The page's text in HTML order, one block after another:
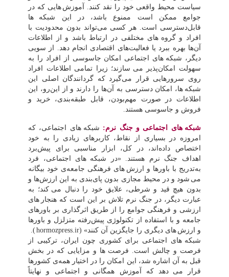
سیاست محیط واقعی خود را نقد کنند. آموزش هایی که در
جوامع ممکن است ممنوع باشد، در این شبکه
ها
قابل‌دسترسی است. هر کسی می‌تواند بدون محدودیت با
افراد و گروه های مختلفی در ارتباط باشد و از اطلاعات
آن‌ها بهره ببرد یا فعالیت‌های اقتصادی انجام دهد. از سویی
دیگر، شبکه های اجتماعی امکان جاسوسی از افراد را به
سهولت امکان‌پذیر می سازند؛ زیرا تمامی اطلاعات افراد
روی سرورهایی قرار می‌گیرد که گردانندگان اصلی این
شبکه ها، امکان دسترسی به آن‌ها را دارند و از این‌رو، این
اطلاعات در صورت مهم‌بودن، قابل طبقه‌بندی، خرید و
فروش و جاسوسی هستند.
شبکه های اجتماعی و جنگ نرم: شبکه های اجتماعی، که
امروزه در بسیاری از نقاط، کاربرهای زیادی را به خود
اختصاص داده‌اند، در کل، ابزار مناسبی برای پیش‌برد
اهداف جنگ نرم هستند. «در شبکه های اجتماعی، فرد
به‌تدریج با باورها و ارزش های فرهنگی جامعه‌ی خود بیگانه
می شود و در محیط مجازی بدون پای‌بندی به این ارزش‌ها و
بدون هیچ قید و شرطی، علایق خود را دنبال می کند؛ به
عبارت دیگر، در جنگ نرم تلاش بر این است که هنجار های
ارزشی و فرهنگی جوامع را از طریق اثرگذاری بر باورهای
جامعه و با استفاده از تکنولوژی پیش‌رفته متزلزل و باورها
و ارزش های دیگری را جایگزین آن کنند» (hormozpress.ir
).
شبکه های اجتماعی برای کشوری چون ایران، ترکیبی از
فرصت و چالش است. فرصت ها و مزایایی که در بخش
قبل به آن اشاره شد، این امکان را در اختیار همه‌ی کشورها
قرار می دهد که آموزش همگانی و اجتماعی و نهایتاً